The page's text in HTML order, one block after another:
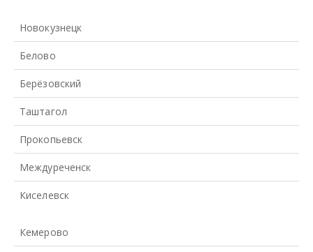
Новокузнецк
Белово
Берёзовский
Таштагол
Прокопьевск
Междуреченск
Киселевск
Кемерово